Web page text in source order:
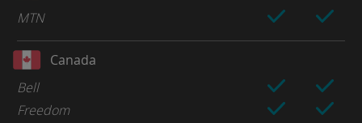
MTN
Canada
Bell
Freedom